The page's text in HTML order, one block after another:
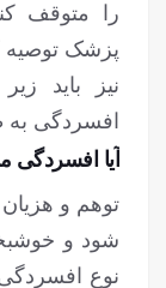
را متوقف
پزشک توصیه
نیز باید
افسردگی به طور کلی ۶
آیا افسردگی
توهم و
نوع